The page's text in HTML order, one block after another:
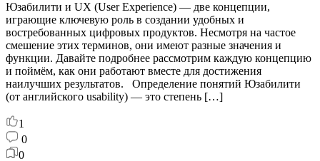
Юзабилити и UX (User Experience) — две концепции,
играющие ключевую роль в создании удобных и
востребованных цифровых продуктов. Несмотря на частое
смешение этих терминов, они имеют разные значения и
функции. Давайте подробнее рассмотрим каждую концепцию
и поймём, как они работают вместе для достижения
наилучших результатов. Определение понятий Юзабилити
(от английского usability) — это степень […]
1
0
0